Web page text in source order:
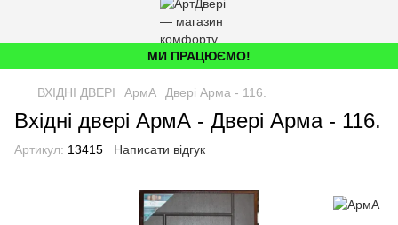
МИ ПРАЦЮЄМО!
ВХІДНІ ДВЕРІ АрмА Двері Арма - 116.
Вхідні двері АрмА - Двері Арма - 116.
Артикул: 13415 Написати відгук